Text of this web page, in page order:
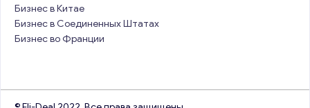
Бизнес в Китае
Бизнес в Соединенных Штатах
Бизнес во Франции